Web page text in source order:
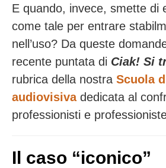
E quando, invece, smette di
come tale per entrare
nell’uso? Da queste
recente puntata di Ciak! Si
rubrica della nostra Scuola
audiovisivadedicata al
professionisti e
Il caso “iconico”